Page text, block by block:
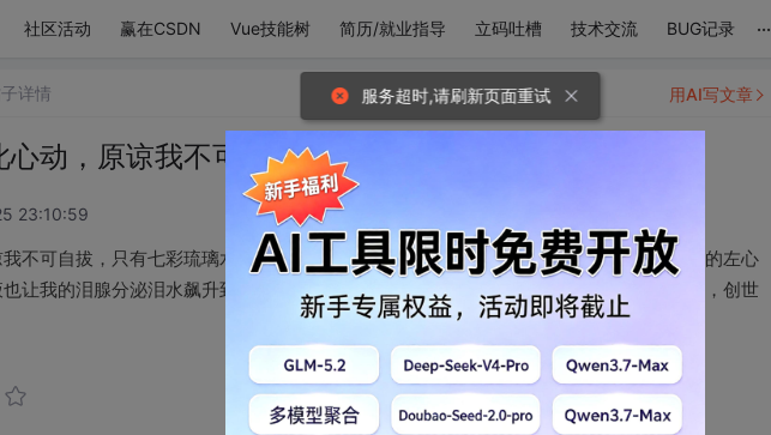
社区活动 赢在CSDN Vue技能树 简历/就业指导 立码吐槽 技术交流 BUG记录 ...
详情
动，原谅我不可自拔，
23:10:59
不可自拔，只有七彩琉璃水晶血管才配得上我这身体吧！您的神作只是让我看了一眼我的左心
让我的泪腺分泌泪水飙升到外太空让外星人注意到原来世间还有如此难以永言语描述的，创世
用AI写文章
服务超时,请刷新页面重试